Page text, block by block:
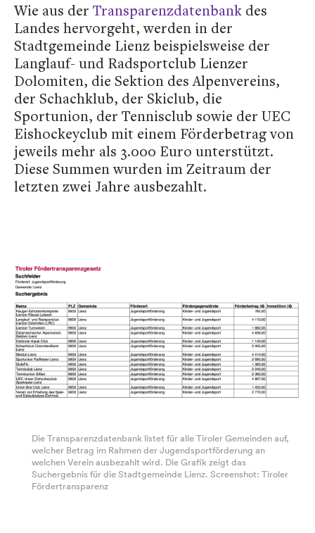
Wie aus der Transparenzdatenbank des
Landes hervorgeht, werden in der
Stadtgemeinde Lienz beispielsweise der
Langlauf- und Radsportclub Lienzer
Dolomiten, die Sektion des Alpenvereins,
der Schachklub, der Skiclub, die
Sportunion, der Tennisclub sowie der UEC
Eishockeyclub mit einem Förderbetrag von
jeweils mehr als 3.000 Euro unterstützt.
Diese Summen wurden im Zeitraum der
letzten zwei Jahre ausbezahlt.
Die Transparenzdatenbank listet für alle Tiroler Gemeinden auf,
welcher Betrag im Rahmen der Jugendsportförderung an
welchen Verein ausbezahlt wird. Die Grafik zeigt das
Suchergebnis für die Stadtgemeinde Lienz. Screenshot: Tiroler
Fördertransparenz